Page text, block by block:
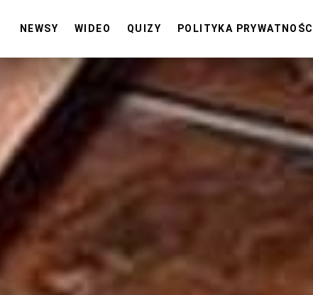
NEWSY WIDEO QUIZY POLITYKA PRYWATNOŚCI